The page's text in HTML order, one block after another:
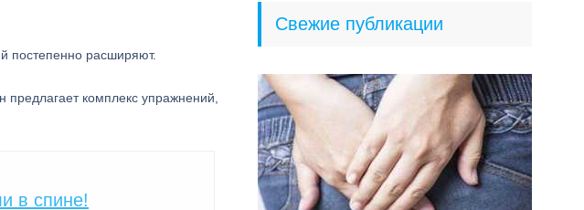
постепенно расширяют.
предлагает комплекс упражнений,
в спине!
Свежие публикации